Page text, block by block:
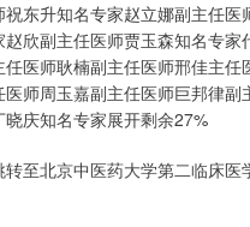
东升知名专家赵立娜副主任
欣副主任医师贾玉森知名专
医师耿楠副主任医师邢佳主
师周玉嘉副主任医师巨邦律
庆知名专家展开剩余27%
至北京中医药大学第二临床